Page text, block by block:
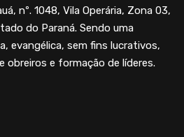
nº. 1048, Vila Operária, Zona 03,
do Paraná. Sendo uma
evangélica, sem fins lucrativos,
obreiros e formação de líderes.